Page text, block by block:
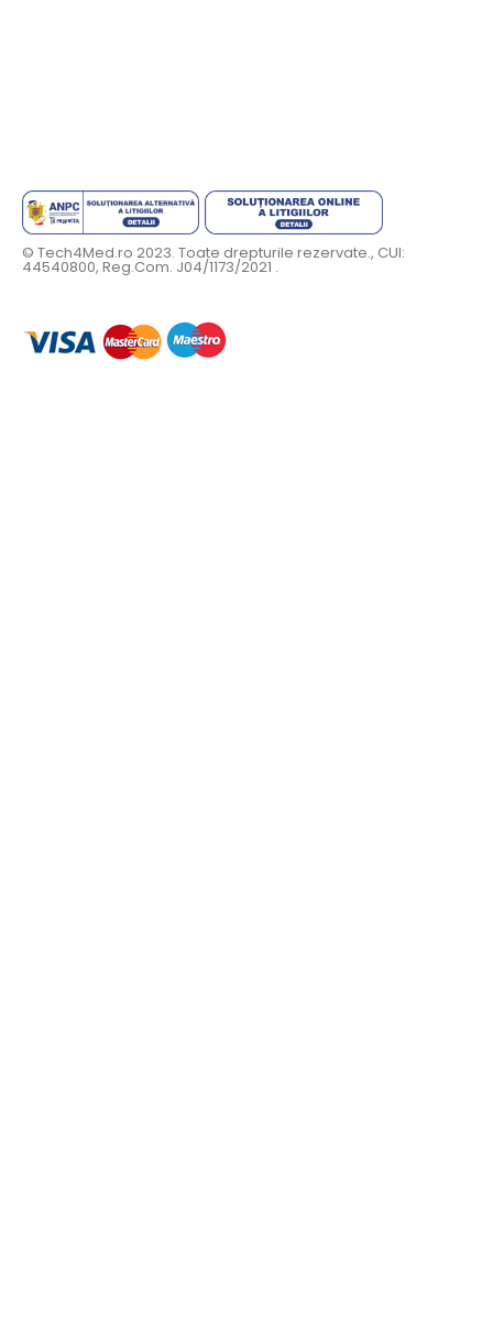
© Tech4Med.ro 2023. Toate drepturile rezervate., CUI:
44540800, Reg.Com. J04/1173/2021 .